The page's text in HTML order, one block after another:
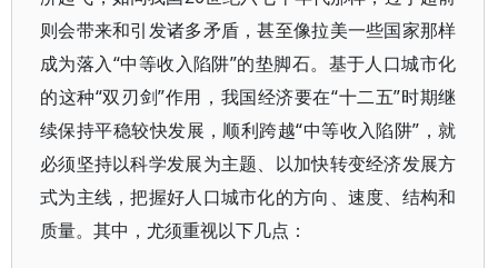
则会带来和引发诸多矛盾，甚至像拉美一些国家那样
成为落入“中等收入陷阱”的垫脚石。基于人口城市化
的这种“双刃剑”作用，我国经济要在“十二五”时期继
续保持平稳较快发展，顺利跨越“中等收入陷阱”，就
必须坚持以科学发展为主题、以加快转变经济发展方
式为主线，把握好人口城市化的方向、速度、结构和
质量。其中，尤须重视以下几点：